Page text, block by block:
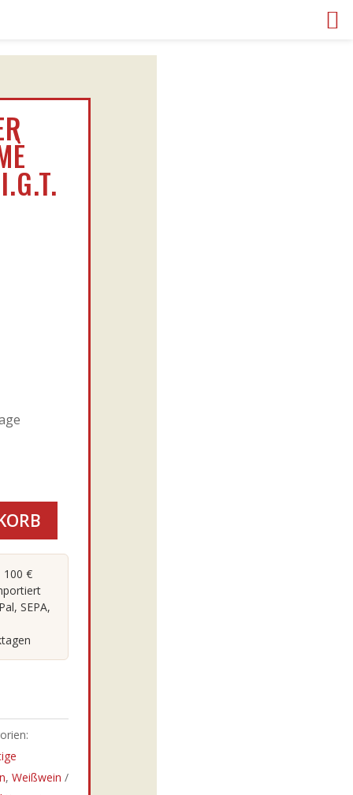
100 €
SEPA,
, Weißwein